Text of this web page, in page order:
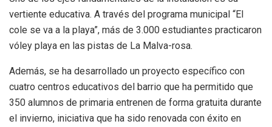
vertiente educativa. A través del programa municipal “El
cole se va a la playa”, más de 3.000 estudiantes practicaron
vóley playa en las pistas de La Malva-rosa.
Además, se ha desarrollado un proyecto específico con
cuatro centros educativos del barrio que ha permitido que
350 alumnos de primaria entrenen de forma gratuita durante
el invierno, iniciativa que ha sido renovada con éxito en